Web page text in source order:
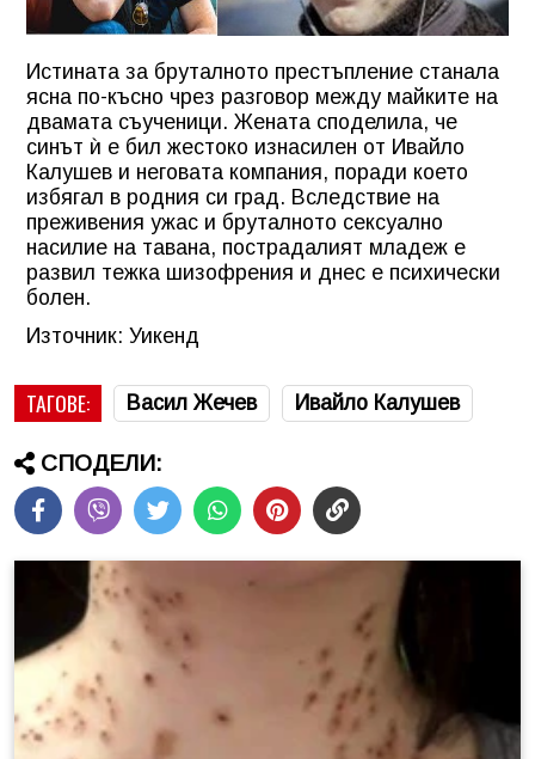
Истината за бруталното престъпление станала
ясна по-късно чрез разговор между майките на
двамата съученици. Жената споделила, че
синът ѝ е бил жестоко изнасилен от Ивайло
Калушев и неговата компания, поради което
избягал в родния си град. Вследствие на
преживения ужас и бруталното сексуално
насилие на тавана, пострадалият младеж е
развил тежка шизофрения и днес е психически
болен.
Източник: Уикенд
ТАГОВЕ: Васил Жечев Ивайло Калушев
СПОДЕЛИ: